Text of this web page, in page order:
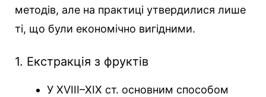
методів, але на практиці утвердилися лише
ті, що були економічно вигідними.
1. Екстракція з фруктів
У XVIII–XIX ст. основним способом